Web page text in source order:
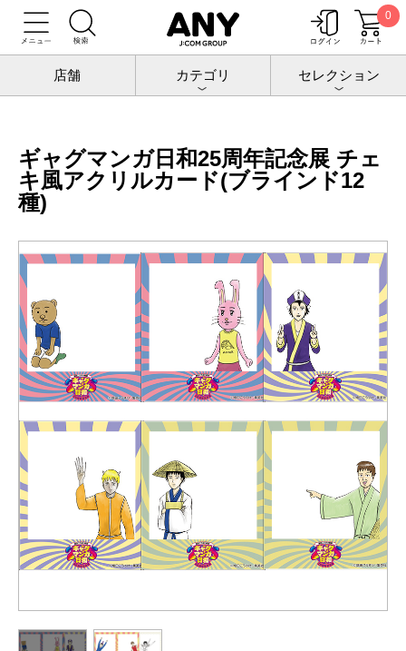
0
店舗 カテゴリ セレクション
トップ
増田こうすけ劇場 ギャグマンガ日和25周年記念展
グッズ
ギャグマンガ日和25周年記念展 チェキ風アクリルカード(ブラインド12種)
ギャグマンガ日和25周年記念展 チェ
キ風アクリルカード(ブラインド12
種)